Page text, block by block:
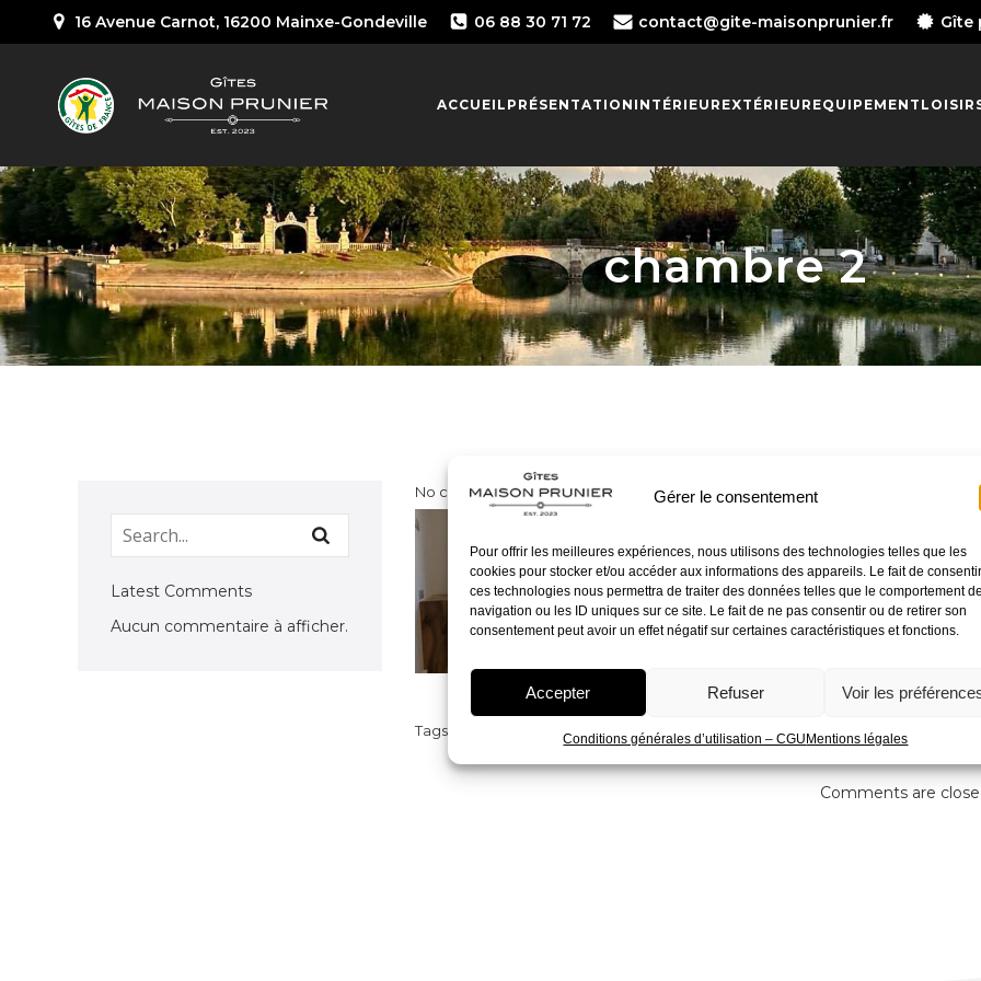
Gérer le consentement
Pour offrir les meilleures expériences, nous utilisons des technologies telles que les
cookies pour stocker et/ou accéder aux informations des appareils. Le fait de
ces technologies nous permettra de traiter des données telles que le comportement de
navigation ou les ID uniques sur ce site. Le fait de ne pas consentir ou de retirer son
consentement peut avoir un effet négatif sur certaines caractéristiques et fonctions.
Accepter Refuser Voir les
Conditions générales d’utilisation – CGU Mentions légales
16 Avenue Carnot, 16200 Mainxe-Gondeville 06 88 30 71 72 contact@gite-maisonprunier.fr Gîte
ACCUEIL PRÉSENTATION INTÉRIEUR EXTÉRIEUR EQUIPEMENT
chambre 2
Latest Comments
Aucun commentaire à afficher.
No category juin 19, 2024
Tags:
Comments are